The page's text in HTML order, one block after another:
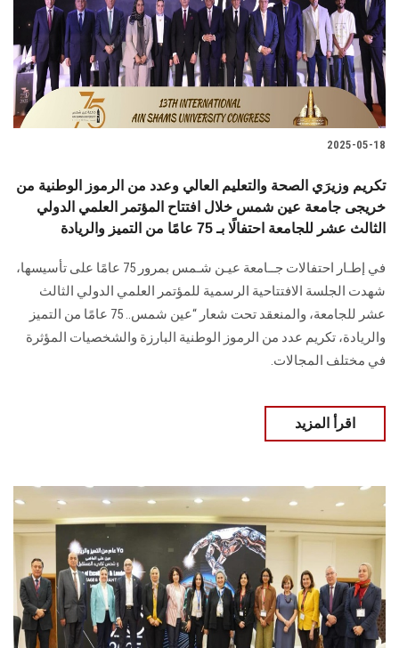
الطلاب
هيئة التدريس
الدراسات العليا
الموظفون
سجل الان
2025-05-18
تكريم وزيرَي الصحة والتعليم العالي وعدد من الرموز الوطنية من
خريجى جامعة عين شمس خلال افتتاح المؤتمر العلمي الدولي
الثالث عشر للجامعة احتفالًا بـ 75 عامًا من التميز والريادة
في إطـار احتفالات جــامعة عيـن شـمس بمرور 75 عامًا على تأسيسها،
شهدت الجلسة الافتتاحية الرسمية للمؤتمر العلمي الدولي الثالث
عشر للجامعة، والمنعقد تحت شعار “عين شمس.. 75 عامًا من التميز
والريادة، تكريم عدد من الرموز الوطنية البارزة والشخصيات المؤثرة
في مختلف المجالات.
اقرأ المزيد